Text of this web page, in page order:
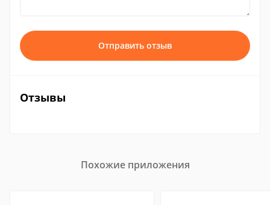
Отправить отзыв
Отзывы
Похожие приложения